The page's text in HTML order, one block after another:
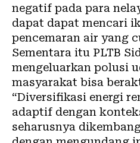
negatif pada para
dapat dapat mencari
pencemaran air yang
Sementara itu PLTB
mengeluarkan polusi
masyarakat bisa
“Diversifikasi energi
adaptif dengan
seharusnya